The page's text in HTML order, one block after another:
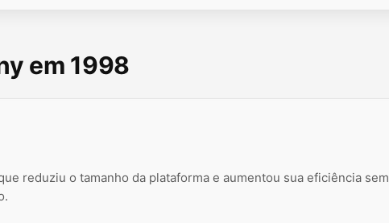
em 1998
reduziu o tamanho da plataforma e aumentou sua eficiência sem